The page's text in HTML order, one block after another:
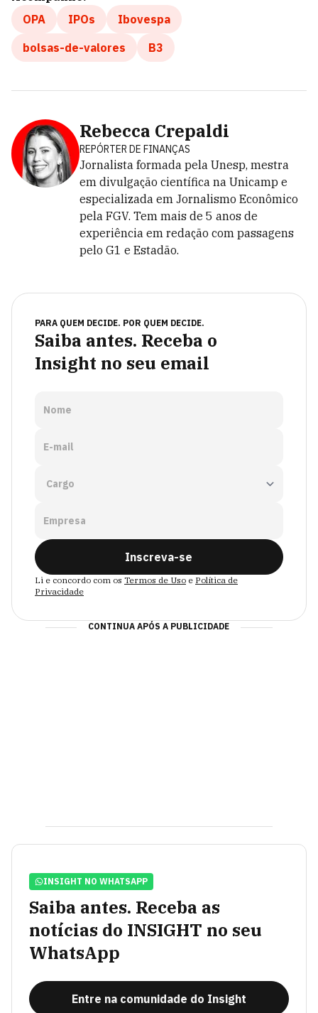
OPA
IPOs
Ibovespa
bolsas-de-valores
B3
Rebecca Crepaldi
REPÓRTER DE FINANÇAS
Jornalista formada pela Unesp, mestra
em divulgação científica na Unicamp e
especializada em Jornalismo Econômico
pela FGV. Tem mais de 5 anos de
experiência em redação com passagens
pelo G1 e Estadão.
PARA QUEM DECIDE. POR QUEM DECIDE.
Saiba antes. Receba o
Insight no seu email
Nome
E-mail
Empresa
Inscreva-se
Li e concordo com os Termos de Uso e Política de
Privacidade
CONTINUA APÓS A PUBLICIDADE
INSIGHT NO WHATSAPP
Saiba antes. Receba as
notícias do INSIGHT no seu
WhatsApp
Entre na comunidade do Insight